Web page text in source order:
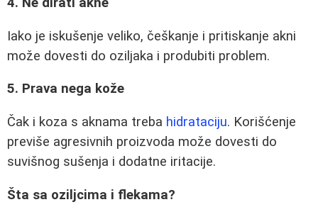
Iako je iskušenje veliko, češkanje i pritiskanje akni
može dovesti do oziljaka i produbiti problem.
5. Prava nega kože
Čak i koza s aknama treba hidrataciju. Korišćenje
previše agresivnih proizvoda može dovesti do
suvišnog sušenja i dodatne iritacije.
Šta sa oziljcima i flekama?